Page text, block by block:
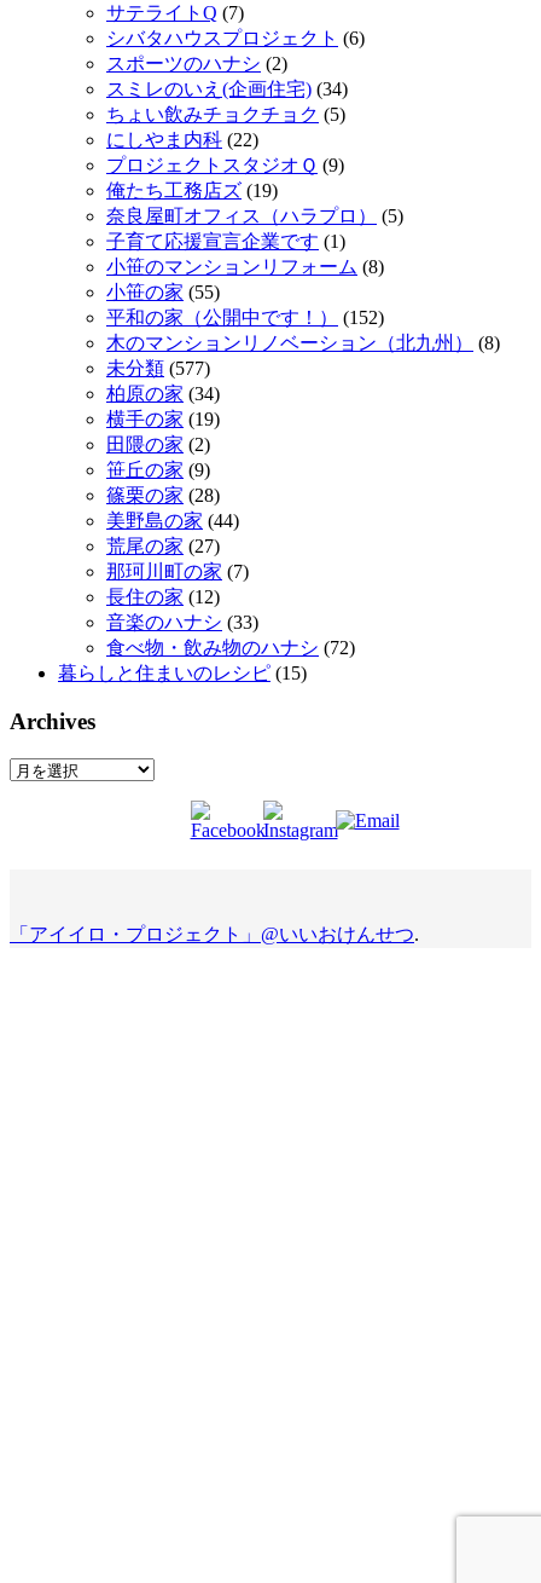
サテライトQ (7)
シバタハウスプロジェクト (6)
スポーツのハナシ (2)
スミレのいえ(企画住宅) (34)
ちょい飲みチョクチョク (5)
にしやま内科 (22)
プロジェクトスタジオＱ (9)
俺たち工務店ズ (19)
奈良屋町オフィス（ハラプロ）
(5)
子育て応援宣言企業です (1)
小笹のマンションリフォーム (8)
小笹の家 (55)
平和の家（公開中です！）
(152)
木のマンションリノベーション（北九州）
(8)
未分類 (577)
柏原の家 (34)
横手の家 (19)
田隈の家 (2)
笹丘の家 (9)
篠栗の家 (28)
美野島の家 (44)
荒尾の家 (27)
那珂川町の家 (7)
長住の家 (12)
音楽のハナシ (33)
食べ物・飲み物のハナシ (72)
暮らしと住まいのレシピ (15)
Archives
Archives
「アイイロ・プロジェクト」@いいおけんせつ.